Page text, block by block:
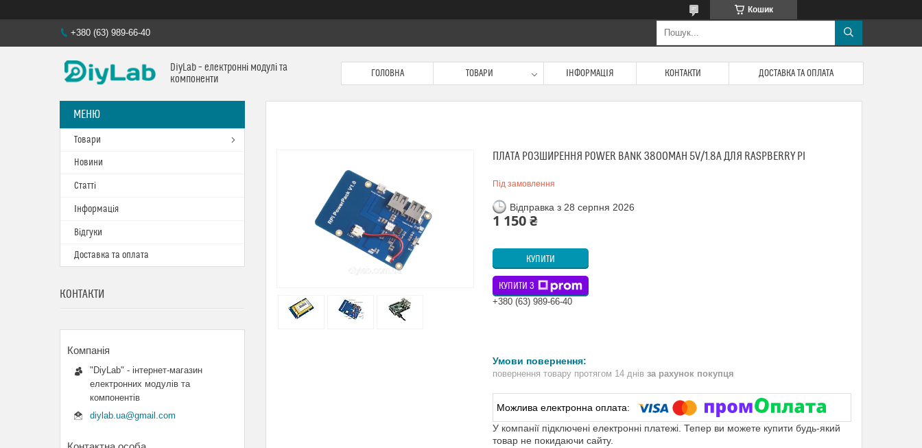
Кошик
+380 (63) 989-66-40
DiyLab – електронні модулі та
компоненти
ГОЛОВНА ТОВАРИ ІНФОРМАЦІЯ КОНТАКТИ ДОСТАВКА ТА ОПЛАТА
ПЛАТА РОЗШИРЕННЯ POWER BANK 3800MAH 5V/1.8A ДЛЯ RASPBERRY PI
Під замовлення
Відправка з 28 серпня 2026
1 150 ₴
КУПИТИ
КУПИТИ З
+380 (63) 989-66-40
повернення товару протягом 14 днів за рахунок покупця
У компанії підключені електронні платежі. Тепер ви можете купити будь-який
товар не покидаючи сайту.
Товари
Новини
Статті
Інформація
Відгуки
Доставка та оплата
КОНТАКТИ
"DiyLab" - інтернет-магазин
електронних модулів та
компонентів
diylab.ua@gmail.com